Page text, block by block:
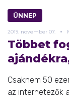
ÜNNEP
2019. november 07.
Többet
Csaknem 50
az internetezők